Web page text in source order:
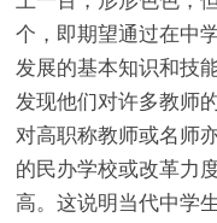
个，即期望通过在中
发展的基本知识和技
发现他们对许多教师
对高职称教师或名师
的民办学校或改革力
高。这说明当代中学